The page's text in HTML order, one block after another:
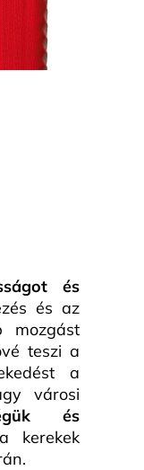
és
és az
mozgást
teszi a
a
városi
és
kerekek